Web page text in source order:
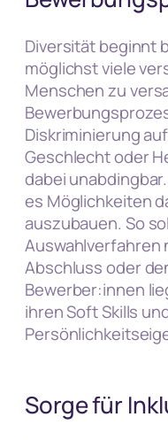
Diversität beginnt
möglichst viele
Menschen zu
Diskriminierung
Geschlecht oder
dabei
es Möglichkeiten
auszubauen. So
Auswahlverfahren
Abschluss oder
Bewerber:innen
ihren Soft Skills
Sorge für